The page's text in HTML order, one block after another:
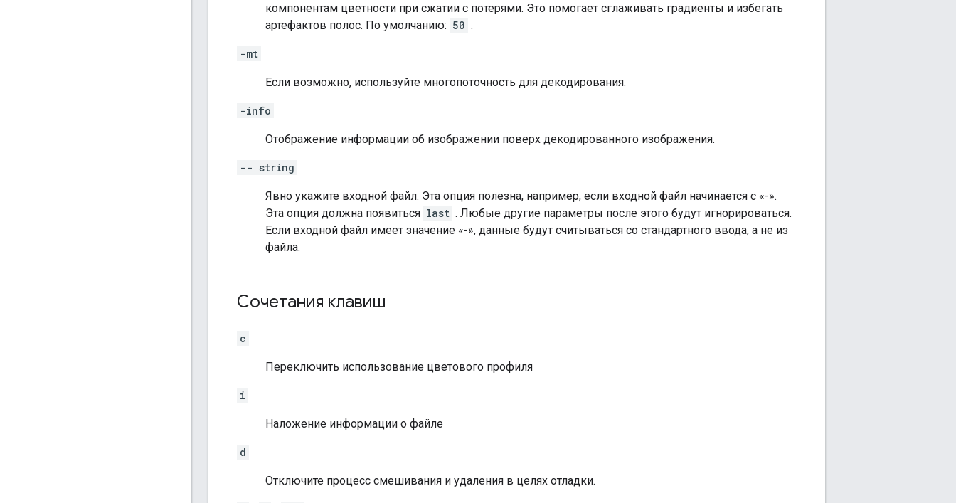
компонентам цветности при сжатии с потерями. Это помогает сглаживать градиенты и избегать
артефактов полос. По умолчанию: 50 .
-mt
Если возможно, используйте многопоточность для декодирования.
-info
Отображение информации об изображении поверх декодированного изображения.
-- string
Явно укажите входной файл. Эта опция полезна, например, если входной файл начинается с «-».
Эта опция должна появиться last . Любые другие параметры после этого будут игнорироваться.
Если входной файл имеет значение «-», данные будут считываться со стандартного ввода, а не из
файла.
Сочетания клавиш
c
Переключить использование цветового профиля
i
Наложение информации о файле
d
Отключите процесс смешивания и удаления в целях отладки.